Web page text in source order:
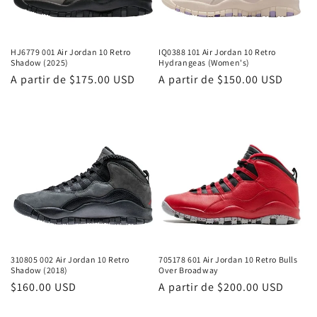
:
HJ6779 001 Air Jordan 10 Retro
Shadow (2025)
Precio
A partir de $175.00 USD
IQ0388 101 Air Jordan 10 Retro
Hydrangeas (Women's)
Precio
A partir de $150.00 USD
310805 002 Air Jordan 10 Retro
Shadow (2018)
Precio
$160.00 USD
705178 601 Air Jordan 10 Retro Bulls
Over Broadway
Precio
A partir de $200.00 USD